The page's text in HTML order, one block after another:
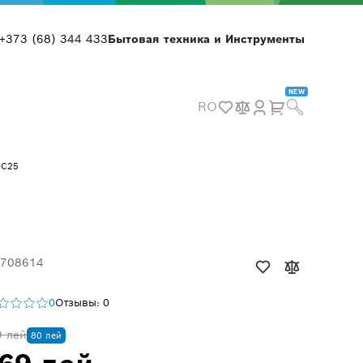
+373 (68) 344 433Бытовая техника и Инструменты
RO
NEW
0Отзывы: 0
лей 80 лей